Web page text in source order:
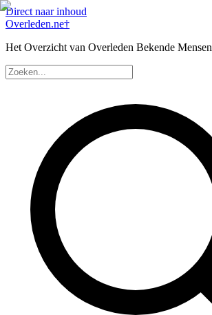
Direct naar inhoud
Overleden.ne†
Het Overzicht van Overleden Bekende Mensen